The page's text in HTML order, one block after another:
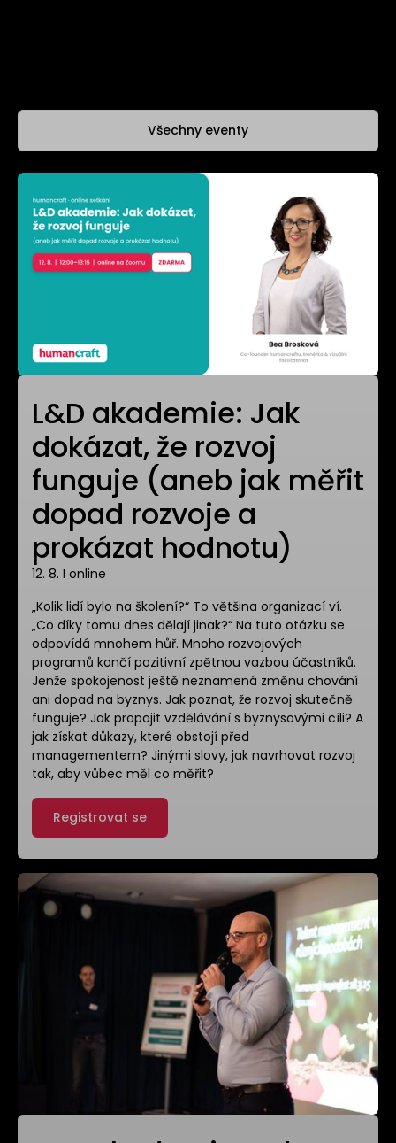
Všechny eventy
L&D akademie: Jak
dokázat, že rozvoj
funguje (aneb jak měřit
dopad rozvoje a
prokázat hodnotu)
12. 8. I online
​„Kolik lidí bylo na školení?“ To většina organizací ví. ​
„Co díky tomu dnes dělají jinak?“ Na tuto otázku se
odpovídá mnohem hůř. ​Mnoho rozvojových
programů končí pozitivní zpětnou vazbou účastníků.
Jenže spokojenost ještě neznamená změnu chování
ani dopad na byznys. ​Jak poznat, že rozvoj skutečně
funguje? Jak propojit vzdělávání s byznysovými cíli? A
jak získat důkazy, které obstojí před
managementem? Jinými slovy, jak navrhovat rozvoj
tak, aby vůbec měl co měřit?
Registrovat se